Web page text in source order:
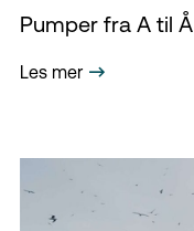
Pumper fra A til Å
Les mer